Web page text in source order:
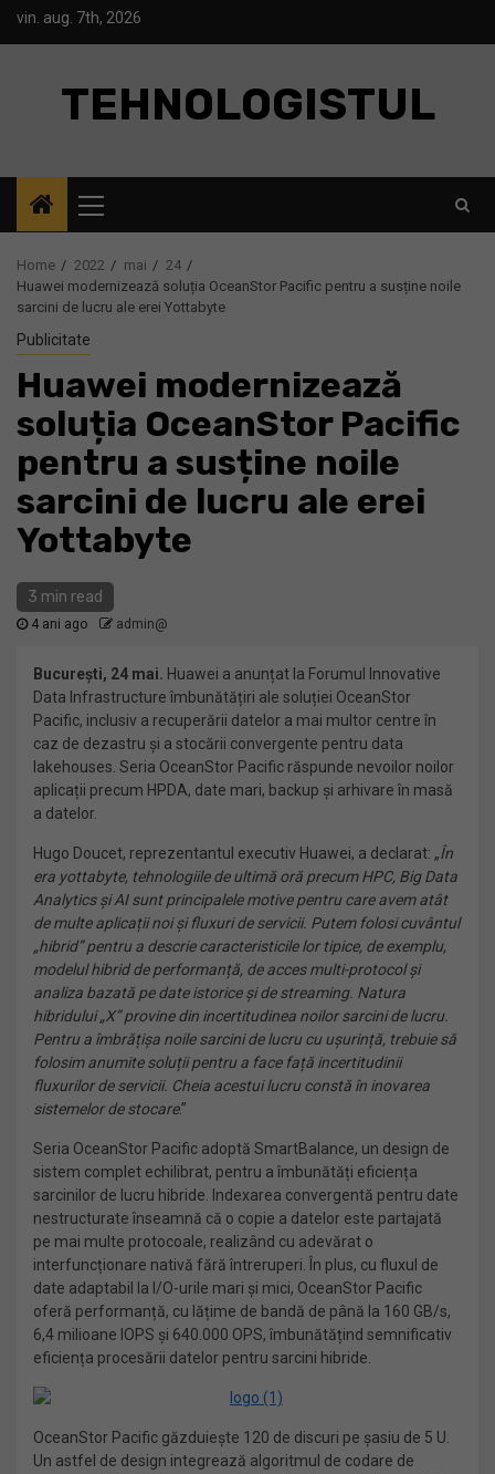
Skipvin. aug. 7th, 2026
TEHNOLOGISTUL
Menu
Home 2022 mai
24
Huawei modernizează soluția OceanStor Pacific pentru a susține noile
sarcini de lucru ale erei Yottabyte
Publicitate
Huawei modernizează
soluția OceanStor Pacific
pentru a susține noile
sarcini de lucru ale erei
Yottabyte
3 min read
4 ani ago admin@
București, 24 mai. Huawei a anunțat la Forumul Innovative
Data Infrastructure îmbunătățiri ale soluției OceanStor
Pacific, inclusiv a recuperării datelor a mai multor centre în
caz de dezastru și a stocării convergente pentru data
lakehouses. Seria OceanStor Pacific răspunde nevoilor noilor
aplicații precum HPDA, date mari, backup și arhivare în masă
a datelor.
Hugo Doucet, reprezentantul executiv Huawei, a declarat: „În
era yottabyte, tehnologiile de ultimă oră precum HPC, Big Data
Analytics și AI sunt principalele motive pentru care avem atât
de multe aplicații noi și fluxuri de servicii. Putem folosi cuvântul
„hibrid” pentru a descrie caracteristicile lor tipice, de exemplu,
modelul hibrid de performanță, de acces multi-protocol și
analiza bazată pe date istorice și de streaming. Natura
hibridului „X” provine din incertitudinea noilor sarcini de lucru.
Pentru a îmbrățișa noile sarcini de lucru cu ușurință, trebuie să
folosim anumite soluții pentru a face față incertitudinii
fluxurilor de servicii. Cheia acestui lucru constă în inovarea
sistemelor de stocare.”
Seria OceanStor Pacific adoptă SmartBalance, un design de
sistem complet echilibrat, pentru a îmbunătăți eficiența
sarcinilor de lucru hibride. Indexarea convergentă pentru date
nestructurate înseamnă că o copie a datelor este partajată
pe mai multe protocoale, realizând cu adevărat o
interfuncționare nativă fără întreruperi. În plus, cu fluxul de
date adaptabil la I/O-urile mari și mici, OceanStor Pacific
oferă performanță, cu lățime de bandă de până la 160 GB/s,
6,4 milioane IOPS și 640.000 OPS, îmbunătățind semnificativ
eficiența procesării datelor pentru sarcini hibride.
OceanStor Pacific găzduiește 120 de discuri pe șasiu de 5 U.
Un astfel de design integrează algoritmul de codare de